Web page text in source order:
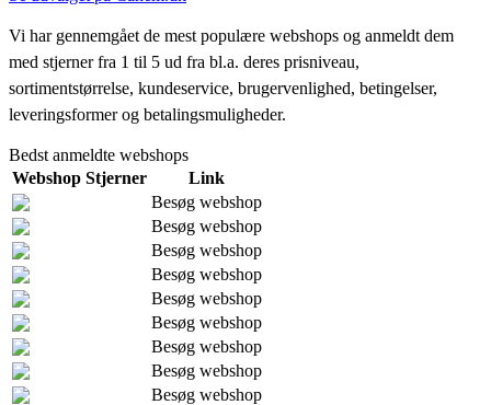
Vi har gennemgået de mest populære webshops og anmeldt dem
med stjerner fra 1 til 5 ud fra bl.a. deres prisniveau,
sortimentstørrelse, kundeservice, brugervenlighed, betingelser,
leveringsformer og betalingsmuligheder.
Bedst anmeldte webshops
Webshop Stjerner
Link
Besøg webshop
Besøg webshop
Besøg webshop
Besøg webshop
Besøg webshop
Besøg webshop
Besøg webshop
Besøg webshop
Besøg webshop